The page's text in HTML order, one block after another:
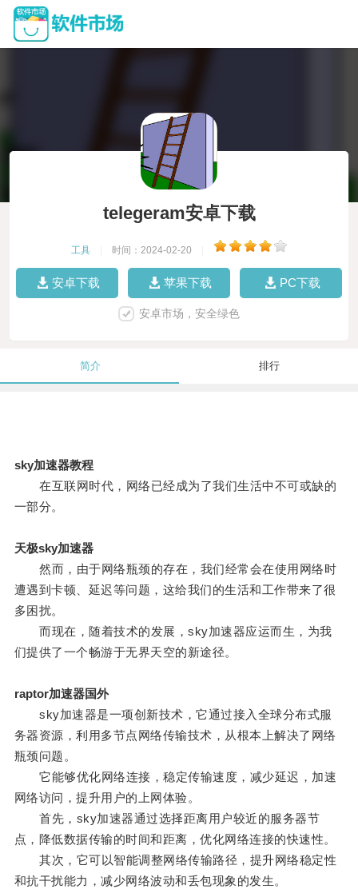
telegeram安卓下载
工具 时间：2024-02-20
安卓下载 苹果下载 PC下载
安卓市场，安全绿色
简介 排行
sky加速器教程
在互联网时代，网络已经成为了我们生活中不可或缺的
一部分。
天极sky加速器
然而，由于网络瓶颈的存在，我们经常会在使用网络时
遭遇到卡顿、延迟等问题，这给我们的生活和工作带来了很
多困扰。
而现在，随着技术的发展，sky加速器应运而生，为我
们提供了一个畅游于无界天空的新途径。
raptor加速器国外
sky加速器是一项创新技术，它通过接入全球分布式服
务器资源，利用多节点网络传输技术，从根本上解决了网络
瓶颈问题。
它能够优化网络连接，稳定传输速度，减少延迟，加速
网络访问，提升用户的上网体验。
首先，sky加速器通过选择距离用户较近的服务器节
点，降低数据传输的时间和距离，优化网络连接的快速性。
其次，它可以智能调整网络传输路径，提升网络稳定性
和抗干扰能力，减少网络波动和丢包现象的发生。